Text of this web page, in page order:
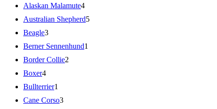
Alaskan Malamute4
Australian Shepherd5
Beagle3
Berner Sennenhund1
Border Collie2
Boxer4
Bullterrier1
Cane Corso3